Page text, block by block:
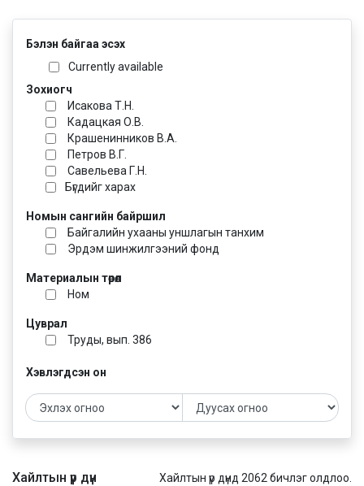
Бэлэн байгаа эсэх
Currently available
Зохиогч
Исакова Т.Н.
Кадацкая О.В.
Крашенинников В.А.
Петров В.Г.
Савельева Г.Н.
Бүгдийг харах
Номын сангийн байршил
Байгалийн ухааны уншлагын танхим
Эрдэм шинжилгээний фонд
Материалын төрөл
Ном
Цуврал
Труды, вып. 386
Хэвлэгдсэн он
Хайлтын үр дүн Хайлтын үр дүнд 2062 бичлэг олдлоо.